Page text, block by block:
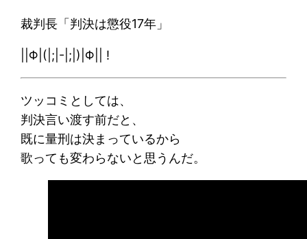
裁判長「判決は懲役17年」
||Φ|(|;|-|;|)|Φ|| !
ツッコミとしては、
判決言い渡す前だと、
既に量刑は決まっているから
歌っても変わらないと思うんだ。